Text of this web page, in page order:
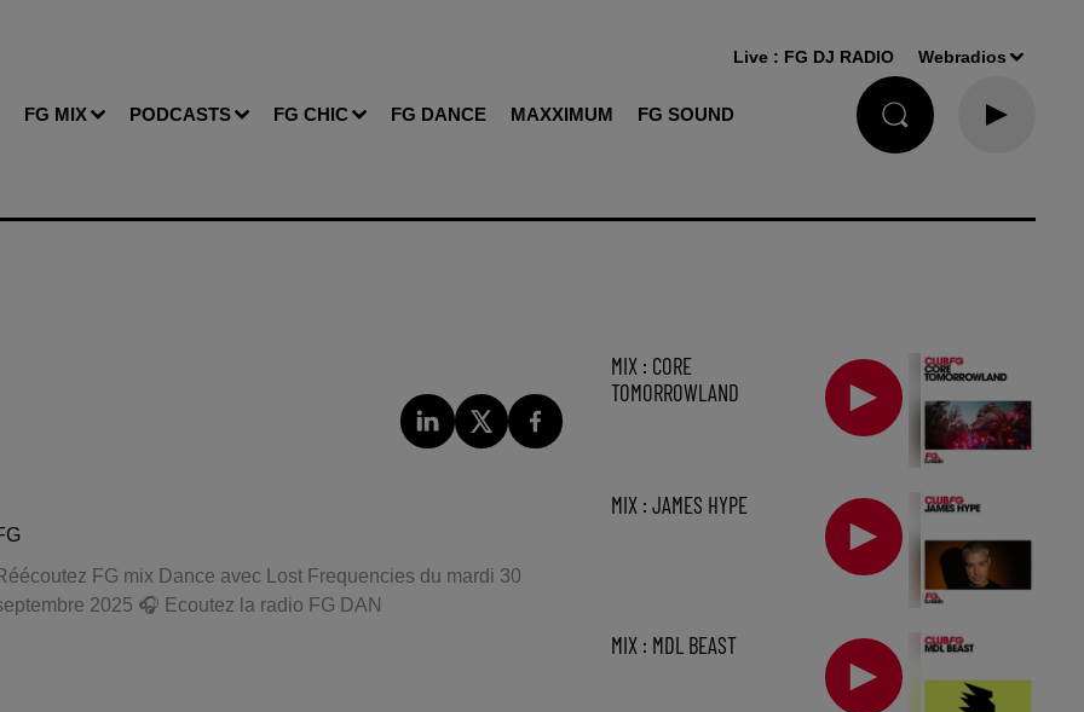
FG MIX PODCASTS FG CHIC FG DANCE MAXXIMUM FG SOUND
Live : FG DJ RADIO Webradios
FG mix Dance avec Lost Frequencies du mardi 30
2025 🎧 Ecoutez la radio FG DAN
MIX : CORE
TOMORROWLAND
MIX : JAMES HYPE
MIX : MDL BEAST